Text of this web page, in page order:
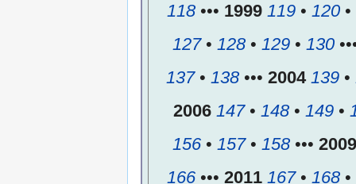
118••• 1999 119• 120•
127• 128• 129• 130
137• 138••• 2004 139•
2006 147• 148• 149•
156• 157• 158••• 2009
166••• 2011 167• 168•